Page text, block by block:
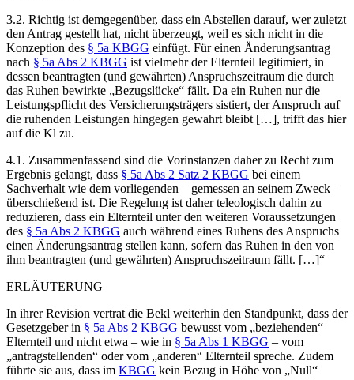
3.2. Richtig ist demgegenüber, dass ein Abstellen darauf, wer zuletzt
den Antrag gestellt hat, nicht überzeugt, weil es sich nicht in die
Konzeption des § 5a KBGG einfügt. Für einen Änderungsantrag
nach § 5a Abs 2 KBGG ist vielmehr der Elternteil legitimiert, in
dessen beantragten (und gewährten) Anspruchszeitraum die durch
das Ruhen bewirkte „Bezugslücke“ fällt. Da ein Ruhen nur die
Leistungspflicht des Versicherungsträgers sistiert, der Anspruch auf
die ruhenden Leistungen hingegen gewahrt bleibt […], trifft das hier
auf die Kl zu.
4.1. Zusammenfassend sind die Vorinstanzen daher zu Recht zum
Ergebnis gelangt, dass § 5a Abs 2 Satz 2 KBGG bei einem
Sachverhalt wie dem vorliegenden – gemessen an seinem Zweck –
überschießend ist. Die Regelung ist daher teleologisch dahin zu
reduzieren, dass ein Elternteil unter den weiteren Voraussetzungen
des § 5a Abs 2 KBGG auch während eines Ruhens des Anspruchs
einen Änderungsantrag stellen kann, sofern das Ruhen in den von
ihm beantragten (und gewährten) Anspruchszeitraum fällt. […]“
ERLÄUTERUNG
In ihrer Revision vertrat die Bekl weiterhin den Standpunkt, dass der
Gesetzgeber in § 5a Abs 2 KBGG bewusst vom „beziehenden“
Elternteil und nicht etwa – wie in § 5a Abs 1 KBGG – vom
„antragstellenden“ oder vom „anderen“ Elternteil spreche. Zudem
führte sie aus, dass im KBGG kein Bezug in Höhe von „Null“